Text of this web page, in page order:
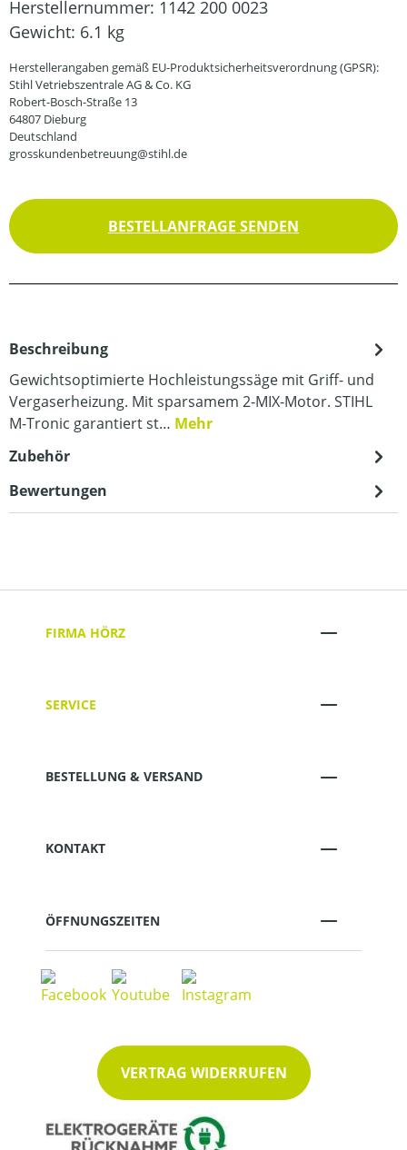
Herstellernummer: 1142 200 0023
Gewicht: 6.1 kg
Herstellerangaben gemäß EU-Produktsicherheitsverordnung (GPSR):
Stihl Vetriebszentrale AG & Co. KG
Robert-Bosch-Straße 13
64807 Dieburg
Deutschland
grosskundenbetreuung@stihl.de
BESTELLANFRAGE SENDEN
Beschreibung
Gewichtsoptimierte Hochleistungssäge mit Griff- und
Vergaserheizung. Mit sparsamem 2-MIX-Motor. STIHL
M-Tronic garantiert st… Mehr
Zubehör
Bewertungen
FIRMA HÖRZ
SERVICE
BESTELLUNG & VERSAND
KONTAKT
ÖFFNUNGSZEITEN
VERTRAG WIDERRUFEN